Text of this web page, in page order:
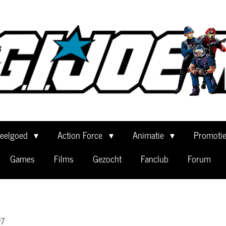
Action Force Animatie
Games Films Gezocht Fanclub Forum